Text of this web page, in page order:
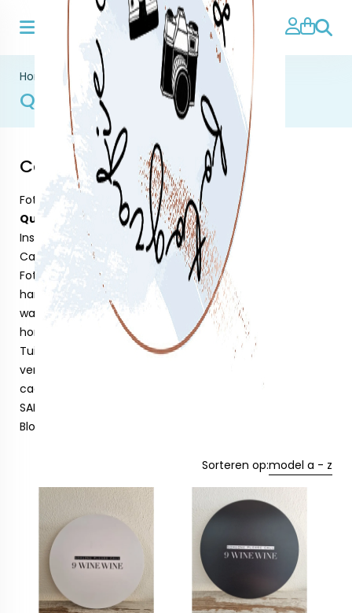
Home Quotes op forex
Quotes op forex
Categorieën
Foto's op forex
Quotes op forex
Instax artikelen
Camera riemen
Fotolijsten
handmade
waar je van hout
home deco
Tuinposters
verzend en inpak materiaal
cadeaubonnen
SALE
Blog
Sorteren op:model a - z